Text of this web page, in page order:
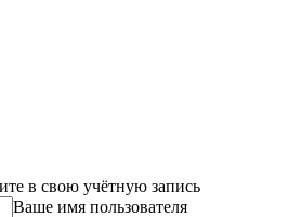
в свою учётную запись
Ваше имя пользователя